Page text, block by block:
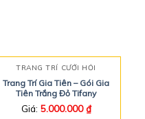
TRANG TRÍ CƯỚI HỎI
Trang Trí Gia Tiên – Gói Gia
Tiên Trắng Đỏ Tifany
Giá: 5.000.000₫